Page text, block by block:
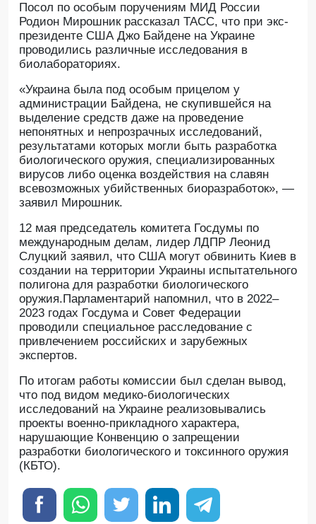
Посол по особым поручениям МИД России
Родион Мирошник рассказал ТАСС, что при экс-
президенте США Джо Байдене на Украине
проводились различные исследования в
биолабораториях.
«Украина была под особым прицелом у
администрации Байдена, не скупившейся на
выделение средств даже на проведение
непонятных и непрозрачных исследований,
результатами которых могли быть разработка
биологического оружия, специализированных
вирусов либо оценка воздействия на славян
всевозможных убийственных биоразработок», —
заявил Мирошник.
12 мая председатель комитета Госдумы по
международным делам, лидер ЛДПР Леонид
Слуцкий заявил, что США могут обвинить Киев в
создании на территории Украины испытательного
полигона для разработки биологического
оружия.Парламентарий напомнил, что в 2022–
2023 годах Госдума и Совет Федерации
проводили специальное расследование с
привлечением российских и зарубежных
экспертов.
По итогам работы комиссии был сделан вывод,
что под видом медико-биологических
исследований на Украине реализовывались
проекты военно-прикладного характера,
нарушающие Конвенцию о запрещении
разработки биологического и токсинного оружия
(КБТО).